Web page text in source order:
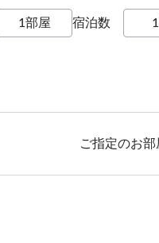
宿泊数
ご指定のお